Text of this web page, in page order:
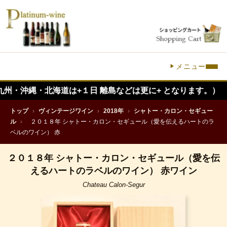
メニュー
海道は+１日 離島などは更に+ となります。）
トップ › ヴィンテージワイン › 2018年 ›
シャトー・カロン・セギュー
ル ›
２０１８年 シャトー・カロン・セギュール（愛を伝えるハートのラ
ベルのワイン） 赤
２０１８年 シャトー・カロン・セギュール（愛を伝
えるハートのラベルのワイン） 赤ワイン
Chateau Calon-Segur